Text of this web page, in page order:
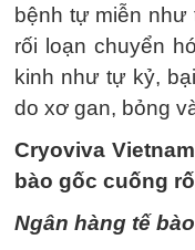
bệnh tự miễn
rối loạn chuyển
kinh như tự kỷ,
do xơ gan, bỏng
Cryoviva
bào gốc cuống
Ngân hàng tế